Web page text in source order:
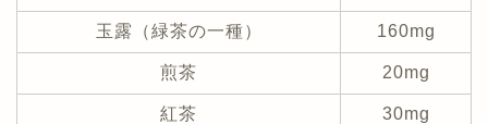
玉露（緑茶の一種） 160mg
煎茶 20mg
紅茶 30mg